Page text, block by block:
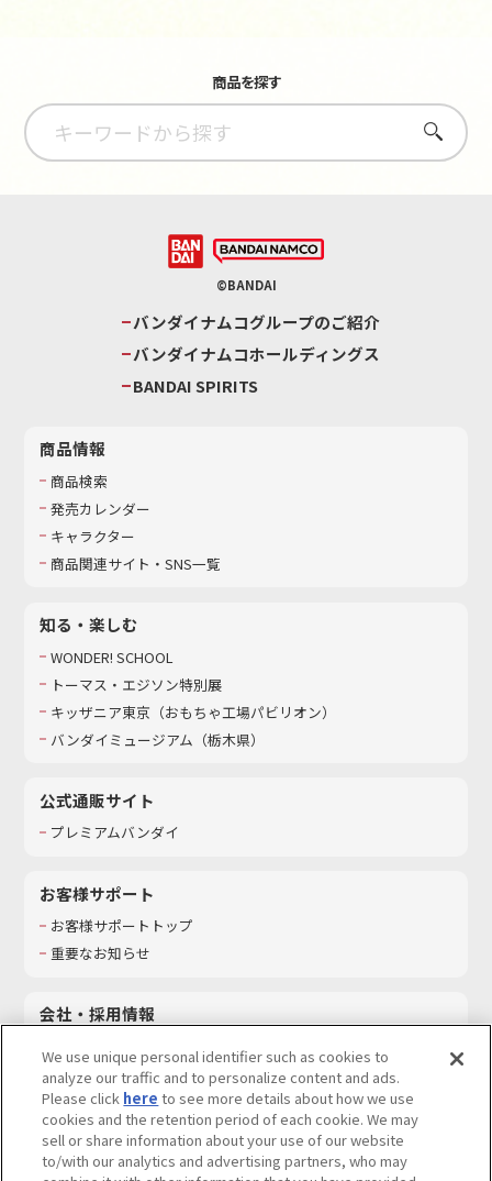
商品を探す
さがす
©BANDAI
バンダイナムコグループのご紹介
バンダイナムコホールディングス
BANDAI SPIRITS
商品情報
商品検索
発売カレンダー
キャラクター
商品関連サイト・SNS一覧
知る・楽しむ
WONDER! SCHOOL
トーマス・エジソン特別展
キッザニア東京（おもちゃ工場パビリオン）​
バンダイミュージアム（栃木県）
公式通販サイト
プレミアムバンダイ
お客様サポート
お客様サポートトップ
重要なお知らせ
会社・採用情報
採用情報
サステナビリティ
お問い合わせ
We use unique personal identifier such as cookies to
analyze our traffic and to personalize content and ads.
Please click here to see more details about how we use
cookies and the retention period of each cookie. We may
sell or share information about your use of our website
to/with our analytics and advertising partners, who may